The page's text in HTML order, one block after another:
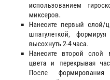
использованием
миксеров.
Нанесите первый слой/
шпатулеткой,
высохнуть 2-4 часа.
Нанесите второй слой
цвета и перекрывая
После формирования